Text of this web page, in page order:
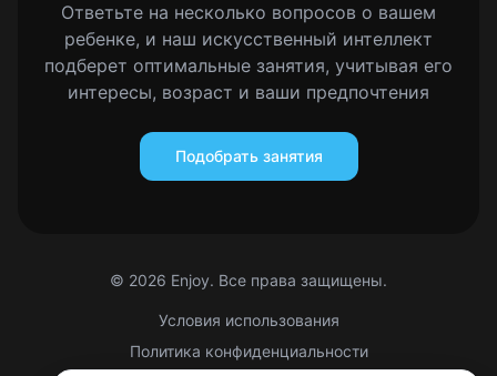
Ответьте на несколько вопросов о вашем
ребенке, и наш искусственный интеллект
подберет оптимальные занятия, учитывая его
интересы, возраст и ваши предпочтения
Подобрать занятия
© 2026 Enjoy. Все права защищены.
Условия использования
Политика конфиденциальности